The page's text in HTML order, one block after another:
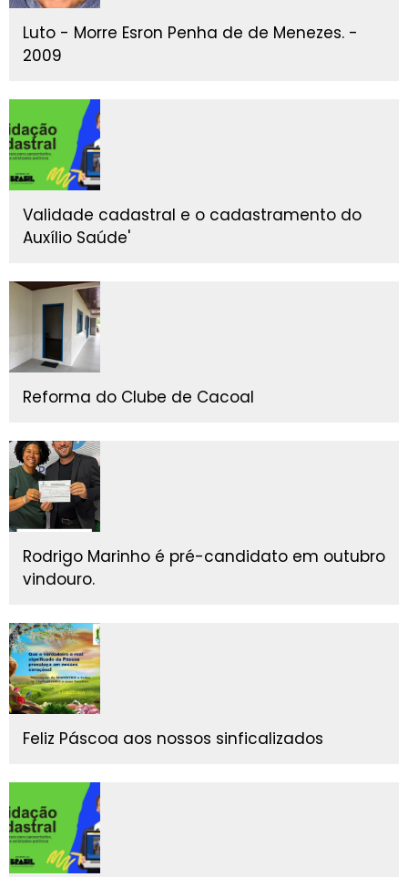
Luto - Morre Esron Penha de de Menezes. -
2009
Validade cadastral e o cadastramento do
Auxílio Saúde'
Reforma do Clube de Cacoal
Rodrigo Marinho é pré-candidato em outubro
vindouro.
Feliz Páscoa aos nossos sinficalizados